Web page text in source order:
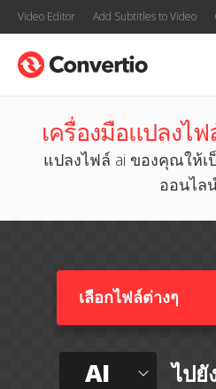
Video Editor Add Subtitles to Video
เครื่องมือแปลงไฟ
แปลงไฟล์ ai ของคุณให้เ
ออนไล
เลือกไฟล์ต่างๆ​
AI ไปยั